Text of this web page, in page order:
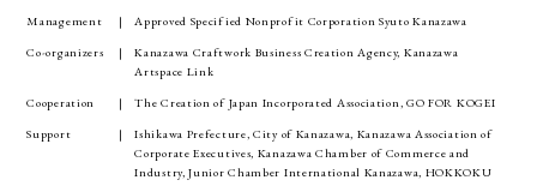
Management
Approved Specified Nonprofit Corporation Syuto Kanazawa
Co-organizers
Kanazawa Craftwork Business Creation Agency, Kanazawa
Artspace Link
Cooperation
The Creation of Japan Incorporated Association, GO FOR KOGEI
Support
Ishikawa Prefecture, City of Kanazawa, Kanazawa Association of
Corporate Executives, Kanazawa Chamber of Commerce and
Industry, Junior Chamber International Kanazawa, HOKKOKU